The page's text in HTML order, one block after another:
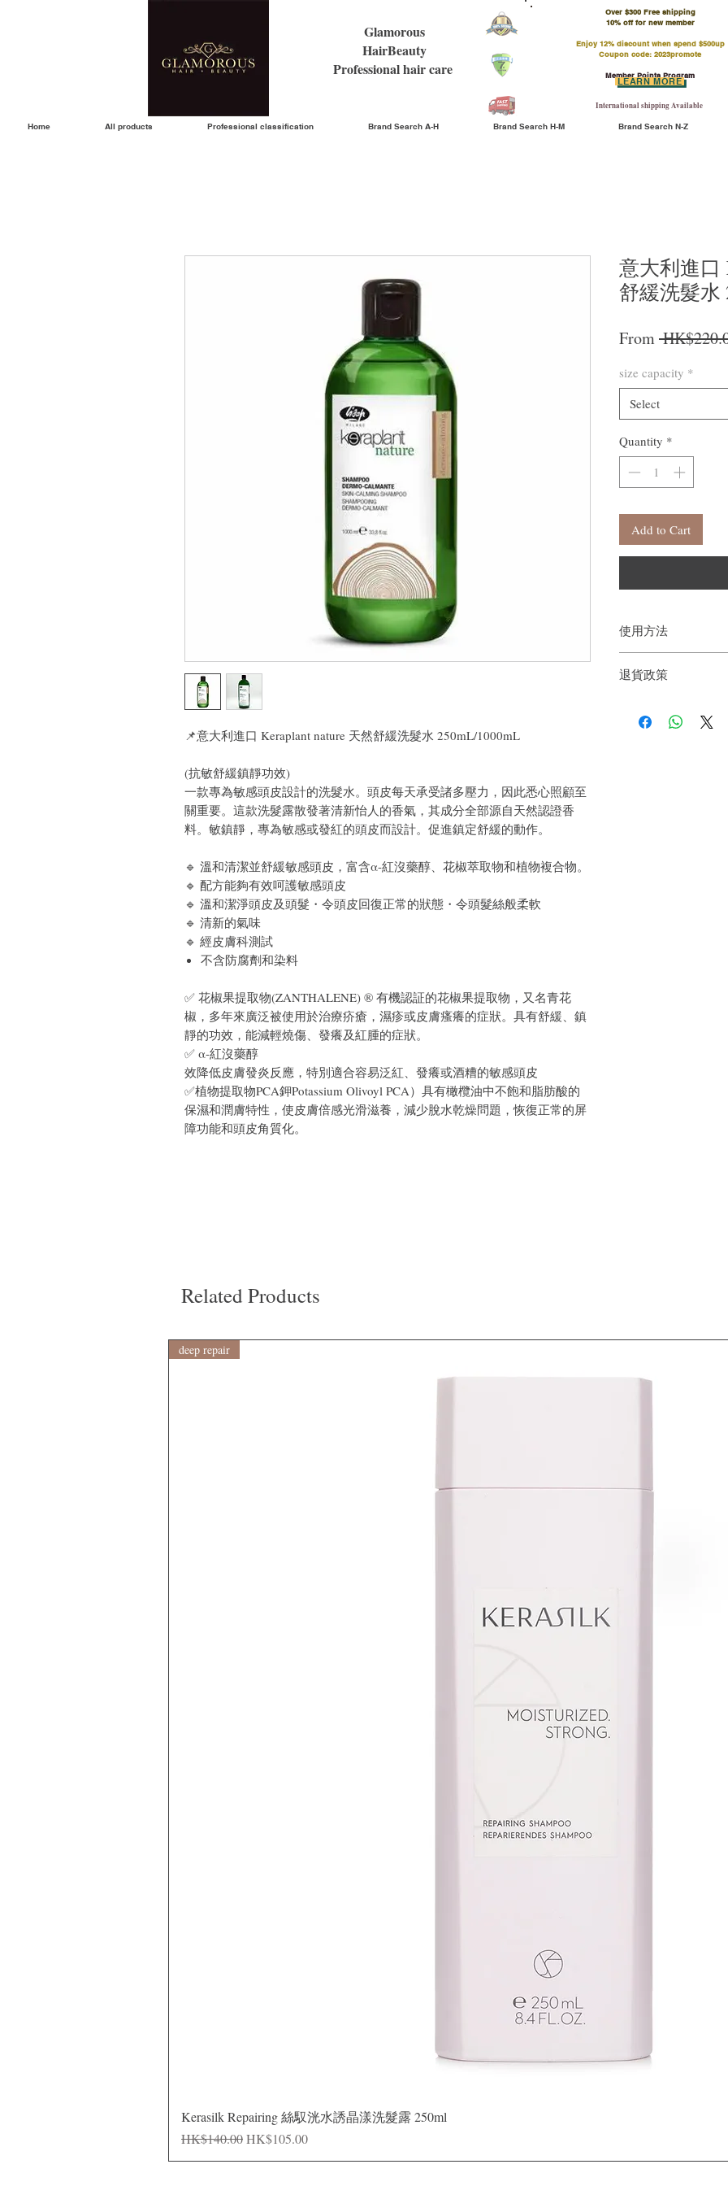
Glamorous
HairBeauty
Professional hair care
Over $300 Free shipping
​10% off for new member
Enjoy 12% discount when spend $500up
Coupon code: 2023promote
Member Points Program
International shipping Available
LEARN MORE
Home All products Professional classification Brand Search A-H Brand Search H-M Brand Search N-Z
📌意大利進口 Keraplant nature 天然舒緩洗髮水 250mL/1000mL
(抗敏舒緩鎮靜功效)
一款專為敏感頭皮設計的洗髮水。頭皮每天承受諸多壓力，因此悉心照顧至
關重要。這款洗髮露散發著清新怡人的香氣，其成分全部源自天然認證香
料。敏鎮靜，專為敏感或發紅的頭皮而設計。促進鎮定舒緩的動作。
🔹 溫和清潔並舒緩敏感頭皮，富含α-紅沒藥醇、花椒萃取物和植物複合物。
🔹 配方能夠有效呵護敏感頭皮
🔹 溫和潔淨頭皮及頭髮・令頭皮回復正常的狀態・令頭髮絲般柔軟
🔹 清新的氣味
🔹 經皮膚科測試
不含防腐劑和染料
✅ 花椒果提取物(ZANTHALENE) ® 有機認証的花椒果提取物，又名青花
椒，多年來廣泛被使用於治療疥瘡，濕疹或皮膚瘙癢的症狀。具有舒緩、鎮
靜的功效，能減輕燒傷、發癢及紅腫的症狀。
✅ α-紅沒藥醇
效降低皮膚發炎反應，特別適合容易泛紅、發癢或酒糟的敏感頭皮
✅植物提取物PCA鉀Potassium Olivoyl PCA）具有橄欖油中不飽和脂肪酸的
保濕和潤膚特性，使皮膚倍感光滑滋養，減少脫水乾燥問題，恢復正常的屏
障功能和頭皮角質化。
意大利進口
舒緩洗髮水
From
size capacity *
Select
Quantity *
Add to Cart
使用方法
用溫水將頭髮和頭皮
退貨政策
戶。首先，您需要在
Related Products
deep repair
Kerasilk Repairing 絲馭洸水誘晶漾洗髮露 250ml
Regular Price
HK$140.00Sale Price
HK$105.00